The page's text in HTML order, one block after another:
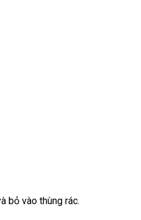
bỏ vào thùng rác.